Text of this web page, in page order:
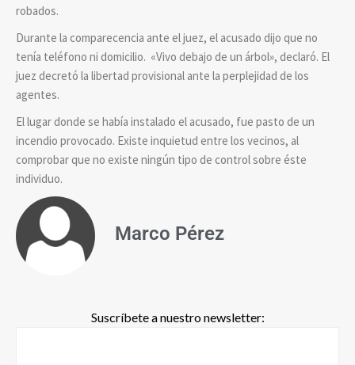
robados.
Durante la comparecencia ante el juez, el acusado dijo que no
tenía teléfono ni domicilio. «Vivo debajo de un árbol», declaró. El
juez decretó la libertad provisional ante la perplejidad de los
agentes.
El lugar donde se había instalado el acusado, fue pasto de un
incendio provocado. Existe inquietud entre los vecinos, al
comprobar que no existe ningún tipo de control sobre éste
individuo.
Marco Pérez
Suscríbete a nuestro newsletter: